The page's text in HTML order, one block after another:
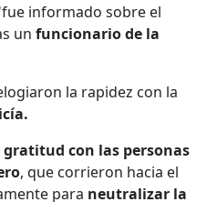
informado sobre el
un funcionario de la
la rapidez con la
gratitud con las personas
, que corrieron hacia el
para neutralizar la